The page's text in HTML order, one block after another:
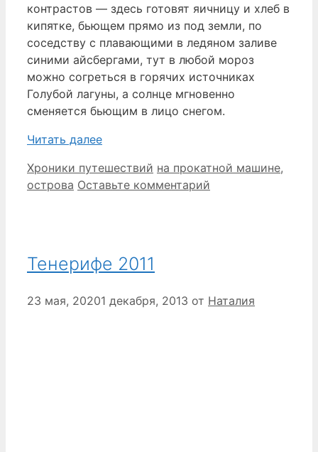
контрастов — здесь готовят яичницу и хлеб в
кипятке, бьющем прямо из под земли, по
соседству с плавающими в ледяном заливе
синими айсбергами, тут в любой мороз
можно согреться в горячих источниках
Голубой лагуны, а солнце мгновенно
сменяется бьющим в лицо снегом.
Читать далее
Рубрики
Хроники путешествий Метки
на прокатной машине,
острова Оставьте комментарий
Тенерифе 2011
23 мая, 20201 декабря, 2013 от Наталия